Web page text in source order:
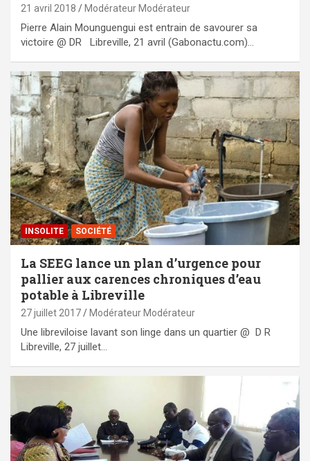
21 avril 2018 Modérateur Modérateur
Pierre Alain Mounguengui est entrain de savourer sa
victoire @ DR Libreville, 21 avril (Gabonactu.com)…
INSOLITE SOCIÉTÉ
La SEEG lance un plan d’urgence pour
pallier aux carences chroniques d’eau
potable à Libreville
27 juillet 2017 Modérateur Modérateur
Une libreviloise lavant son linge dans un quartier @ D R
Libreville, 27 juillet…